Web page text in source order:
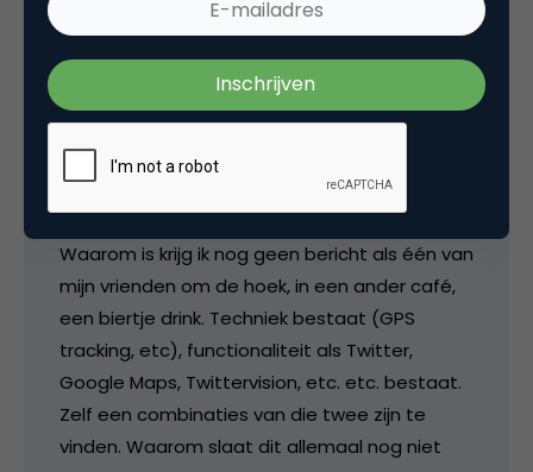
bestaan nog onbekend is voor massa. Je leert
je vrienden beter kennen, je weet wanneer ze
om de om hoek een biertje aan het doen zijn.
vrienden je dat niet hoeven te vertellen (iets
Waarom is krijg ik nog geen bericht als één van
mijn vrienden om de hoek, in een ander café,
een biertje drink. Techniek bestaat (GPS
tracking, etc), functionaliteit als Twitter,
Google Maps, Twittervision, etc. etc. bestaat.
Zelf een combinaties van die twee zijn te
vinden. Waarom slaat dit allemaal nog niet